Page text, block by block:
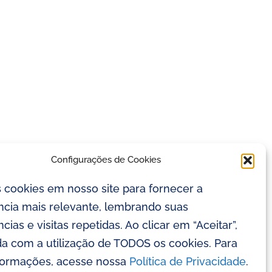
Configurações de Cookies
cookies em nosso site para fornecer a
mais relevante, lembrando suas
e visitas repetidas. Ao clicar em “Aceitar”,
com a utilização de TODOS os cookies. Para
acesse nossa Política de Privacidade.